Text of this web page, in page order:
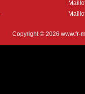
Copyright © 2026 www.fr-